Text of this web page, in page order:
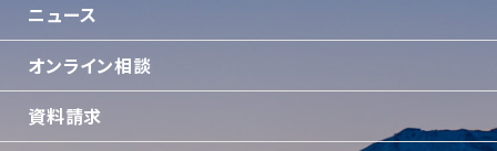
ニュース
オンライン相談
資料請求